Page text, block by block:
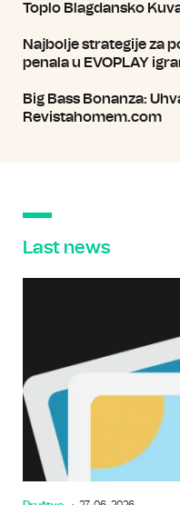
Toplo Blagdansko
Najbolje strategije za
penala u EVOPLAY
Big Bass Bonanza:
Revistahomem.com
Last news